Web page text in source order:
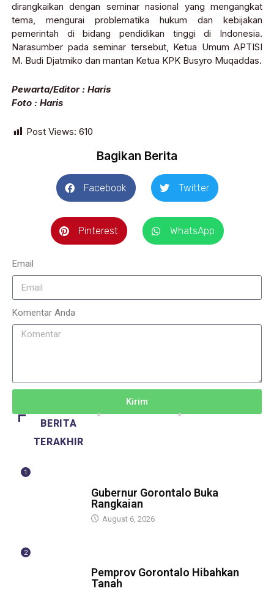
dirangkaikan dengan seminar nasional yang mengangkat
tema, mengurai problematika hukum dan kebijakan
pemerintah di bidang pendidikan tinggi di Indonesia.
Narasumber pada seminar tersebut, Ketua Umum APTISI
M. Budi Djatmiko dan mantan Ketua KPK Busyro Muqaddas.
Pewarta/Editor : Haris
Foto : Haris
Post Views: 610
Bagikan Berita
Facebook Twitter
Pinterest WhatsApp
Email
Komentar Anda
Kirim
BERITA
TERAKHIR
1
Gubernur Gorontalo Buka
Rangkaian
August 6, 2026
2
Pemprov Gorontalo Hibahkan
Tanah